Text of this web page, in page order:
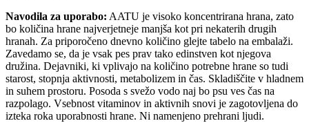
Navodila za uporabo: AATU je visoko koncentrirana hrana, zato
bo količina hrane najverjetneje manjša kot pri nekaterih drugih
hranah. Za priporočeno dnevno količino glejte tabelo na embalaži.
Zavedamo se, da je vsak pes prav tako edinstven kot njegova
družina. Dejavniki, ki vplivajo na količino potrebne hrane so tudi
starost, stopnja aktivnosti, metabolizem in čas. Skladiščite v hladnem
in suhem prostoru. Posoda s svežo vodo naj bo psu ves čas na
razpolago. Vsebnost vitaminov in aktivnih snovi je zagotovljena do
izteka roka uporabnosti hrane. Ni namenjeno prehrani ljudi.